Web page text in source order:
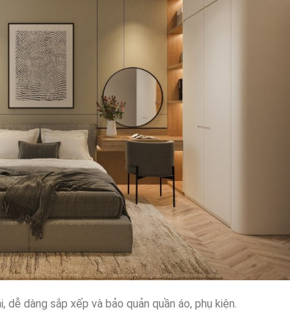
dàng sắp xếp và bảo quản quần áo, phụ kiện.